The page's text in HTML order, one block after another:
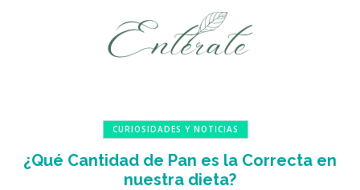
CURIOSIDADES Y NOTICIAS
¿Qué Cantidad de Pan es la Correcta en
nuestra dieta?